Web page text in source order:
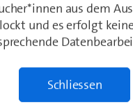
beginnen
2021 die
noch Vorarbeiten nötig.
aus dem
und es erfolgt
Schliessen